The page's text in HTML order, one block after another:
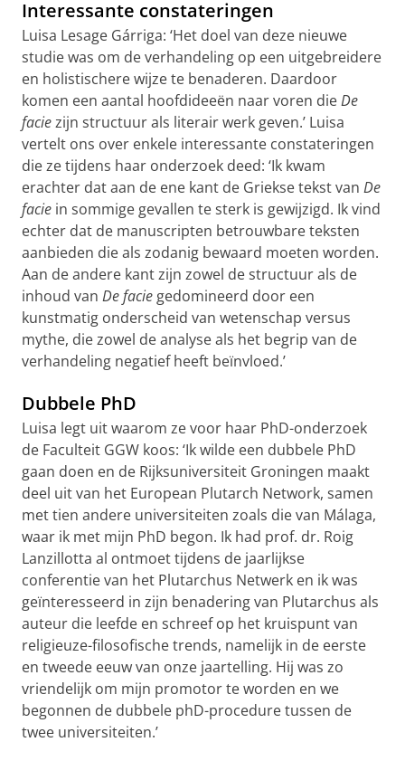
Interessante constateringen
Luisa Lesage Gárriga: ‘Het doel van deze nieuwe
studie was om de verhandeling op een uitgebreidere
en holistischere wijze te benaderen. Daardoor
komen een aantal hoofdideeën naar voren dieDe
faciezijn structuur als literair werk geven.’ Luisa
vertelt ons over enkele interessante constateringen
die ze tijdens haar onderzoek deed: ‘Ik kwam
erachter dat aan de ene kant de Griekse tekst van De
facie in sommige gevallen te sterk is gewijzigd. Ik vind
echter dat de manuscripten betrouwbare teksten
aanbieden die als zodanig bewaard moeten worden.
Aan de andere kant zijn zowel de structuur als de
inhoud van De facie gedomineerd door een
kunstmatig onderscheid van wetenschap versus
mythe, die zowel de analyse als het begrip van de
verhandeling negatief heeft beïnvloed.’
Dubbele PhD
Luisa legt uit waarom ze voor haar PhD-onderzoek
de Faculteit GGW koos: ‘Ik wilde een dubbele PhD
gaan doen en de Rijksuniversiteit Groningen maakt
deel uit van het European Plutarch Network, samen
met tien andere universiteiten zoals die van Málaga,
waar ik met mijn PhD begon. Ik had prof. dr. Roig
Lanzillotta al ontmoet tijdens de jaarlijkse
conferentie van het Plutarchus Netwerk en ik was
geïnteresseerd in zijn benadering van Plutarchus als
auteur die leefde en schreef op het kruispunt van
religieuze-filosofische trends, namelijk in de eerste
en tweede eeuw van onze jaartelling. Hij was zo
vriendelijk om mijn promotor te worden en we
begonnen de dubbele phD-procedure tussen de
twee universiteiten.’